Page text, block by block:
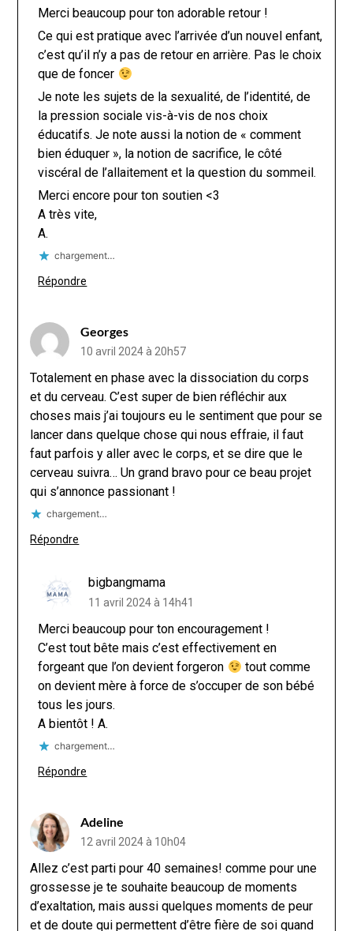
Merci beaucoup pour ton adorable retour !
Ce qui est pratique avec l’arrivée d’un nouvel enfant,
c’est qu’il n’y a pas de retour en arrière. Pas le choix
que de foncer
Je note les sujets de la sexualité, de l’identité, de
la pression sociale vis-à-vis de nos choix
éducatifs. Je note aussi la notion de « comment
bien éduquer », la notion de sacrifice, le côté
viscéral de l’allaitement et la question du sommeil.
Merci encore pour ton soutien <3
A très vite,
A.
chargement…
Répondre
Georges
10 avril 2024 à 20h57
Totalement en phase avec la dissociation du corps
et du cerveau. C’est super de bien réfléchir aux
choses mais j’ai toujours eu le sentiment que pour se
lancer dans quelque chose qui nous effraie, il faut
faut parfois y aller avec le corps, et se dire que le
cerveau suivra… Un grand bravo pour ce beau projet
qui s’annonce passionant !
chargement…
Répondre
bigbangmama
11 avril 2024 à 14h41
Merci beaucoup pour ton encouragement !
C’est tout bête mais c’est effectivement en
forgeant que l’on devient forgeron
tout comme
on devient mère à force de s’occuper de son bébé
tous les jours.
A bientôt ! A.
chargement…
Répondre
Adeline
12 avril 2024 à 10h04
Allez c’est parti pour 40 semaines! comme pour une
grossesse je te souhaite beaucoup de moments
d’exaltation, mais aussi quelques moments de peur
et de doute qui permettent d’être fière de soi quand